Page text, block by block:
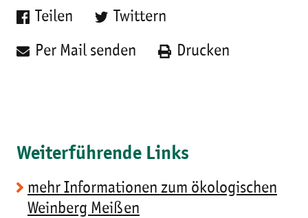
Teilen Twittern
Per Mail senden Drucken
Weiterführende Links
mehr Informationen zum ökologischen
Weinberg Meißen